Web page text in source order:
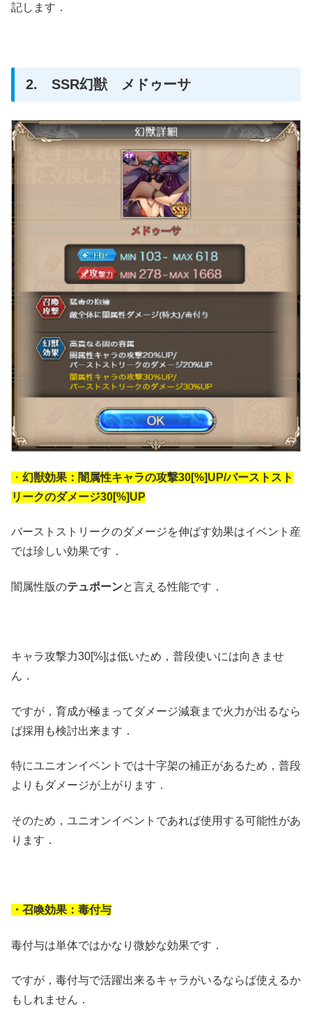
記します．
2. SSR幻獣 メドゥーサ
・ 幻獣効果：闇属性キャラの攻撃30[%]UP/バーストスト
リークのダメージ30[%]UP
バーストストリークのダメージを伸ばす効果はイベント産
では珍しい効果です．
闇属性版のテュポーンと言える性能です．
キャラ攻撃力30[%]は低いため，普段使いには向きませ
ん．
ですが，育成が極まってダメージ減衰まで火力が出るなら
ば採用も検討出来ます．
特にユニオンイベントでは十字架の補正があるため，普段
よりもダメージが上がります．
そのため，ユニオンイベントであれば使用する可能性があ
ります．
・召喚効果：毒付与
毒付与は単体ではかなり微妙な効果です．
ですが，毒付与で活躍出来るキャラがいるならば使えるか
もしれません．